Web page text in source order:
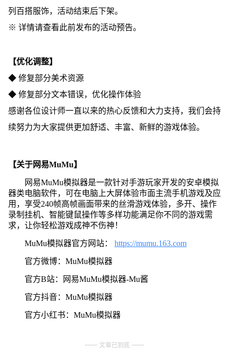
列百搭服饰，活动结束后下架。
※ 详情请查看此前发布的活动预告。
【优化调整】
◆ 修复部分美术资源
◆ 修复部分文本错误，优化操作体验
感谢各位设计师一直以来的热心反馈和大力支持，我们会持
续努力为大家提供更加舒适、丰富、新鲜的游戏体验。
【关于网易MuMu】
网易MuMu模拟器是一款针对手游玩家开发的安卓模拟
器类电脑软件，可在电脑上大屏体验市面主流手机游戏及应
用，享受240帧高帧画面带来的丝滑游戏体验，多开、操作
录制挂机、智能键鼠操作等多样功能满足你不同的游戏需
求，让你轻松游戏成神不伤神！
MuMu模拟器官方网站： https://mumu.163.com
官方微博：MuMu模拟器
官方B站：网易MuMu模拟器-Mu酱
官方抖音：MuMu模拟器
官方小红书：MuMu模拟器
文章已到底